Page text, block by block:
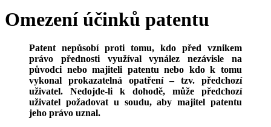
Omezení účinků patentu
Patent nepůsobí proti tomu, kdo před vznikem
právo přednosti využíval vynález nezávisle na
původci nebo majiteli patentu nebo kdo k tomu
vykonal prokazatelná opatření – tzv. předchozí
uživatel. Nedojde-li k dohodě, může předchozí
uživatel požadovat u soudu, aby majitel patentu
jeho právo uznal.